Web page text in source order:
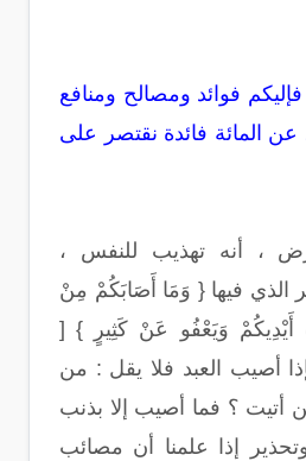
فوائد ومصالح ومنافع
عن المائة فائدة نقتصر على
، أنه تهذيب للنفس ،
الذي فيها { وَمَا أَصَابَكُمْ مِنْ
وَيَعْفُو عَنْ كَثِيرٍ } [
: 30 ] ، فإذا أصيب العبد فلا يقل : من
أتيت ؟ فما أصيب إلا بذنب
إذا علمنا أن مصائب